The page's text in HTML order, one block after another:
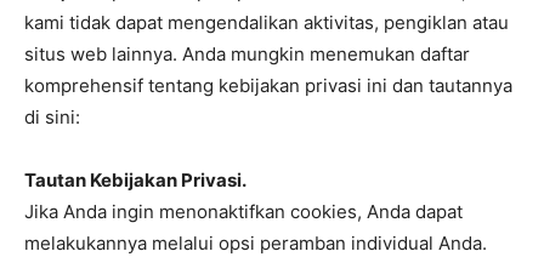
kami tidak dapat mengendalikan aktivitas, pengiklan atau
situs web lainnya. Anda mungkin menemukan daftar
komprehensif tentang kebijakan privasi ini dan tautannya
di sini:
Tautan Kebijakan Privasi.
Jika Anda ingin menonaktifkan cookies, Anda dapat
melakukannya melalui opsi peramban individual Anda.